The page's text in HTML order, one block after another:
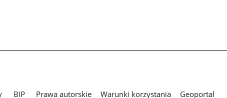
BIP Prawa autorskie Warunki korzystania
Geoportal